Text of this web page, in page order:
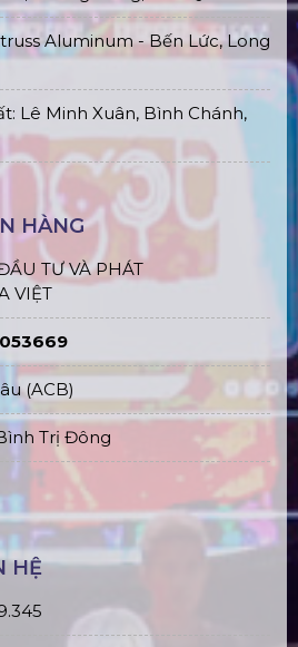
Aluminum - Bến Lức, Long
Lê Minh Xuân, Bình Chánh,
HÀNG
TƯ VÀ PHÁT
VIỆT
(ACB)
Trị Đông
HỆ